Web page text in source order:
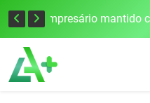
Edital para construção de ponte entre Itapiranga e Barra do Guarita deve ser lançado no segundo semestre